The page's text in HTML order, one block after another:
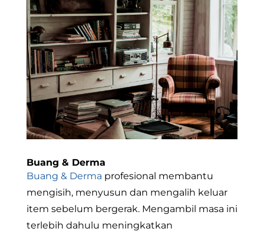
Buang & Derma
Buang & Derma profesional membantu
mengisih, menyusun dan mengalih keluar
item sebelum bergerak. Mengambil masa ini
terlebih dahulu meningkatkan